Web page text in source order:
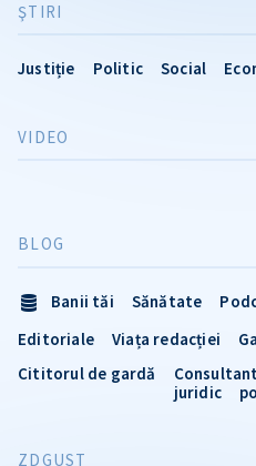
ŞTIRI
Justiție Politic Social
VIDEO
BLOG
Banii tăi Sănătate
Editoriale
Viața redacției
Cititorul de gardă
Consultant
juridic
ZDGUST